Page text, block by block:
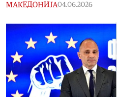
МАКЕДОНИЈА04.06.2026